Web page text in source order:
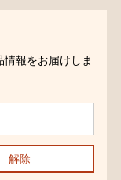
報をお届けしま
解除